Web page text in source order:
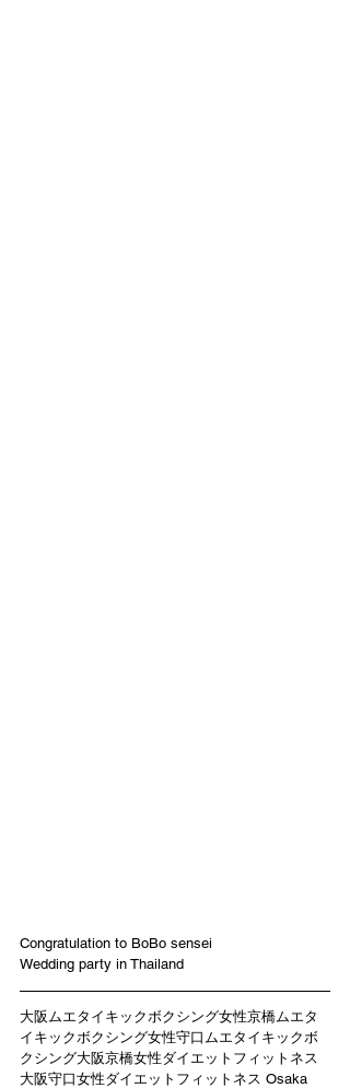
Congratulation to BoBo sensei
Wedding party in Thailand
大阪ムエタイキックボクシング女性京橋ムエタ
イキックボクシング女性守口ムエタイキックボ
クシング大阪京橋女性ダイエットフィットネス
大阪守口女性ダイエットフィットネス Osaka